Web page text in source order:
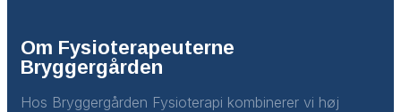
Om Fysioterapeuterne
Bryggergården
Hos Bryggergården Fysioterapi kombinerer vi høj